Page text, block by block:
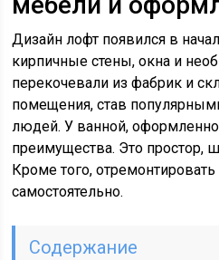
Дизайн лофт появился в
кирпичные стены, окна и
перекочевали из фабрик и
помещения, став
людей. У ванной,
преимущества. Это простор,
Кроме того,
самостоятельно.
Содержание